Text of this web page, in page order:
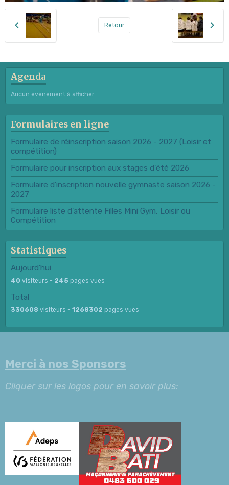
Retour
Agenda
Aucun évènement à afficher.
Formulaires en ligne
Formulaire de réinscription saison 2026 - 2027 (Loisir et
compétition)
Formulaire pour inscription aux stages d'été 2026
Formulaire d'inscription nouvelle gymnaste saison 2026 -
2027
Formulaire liste d'attente Filles Mini Gym, Loisir ou
Compétition
Statistiques
Aujourd'hui
40 visiteurs - 245 pages vues
Total
330608 visiteurs - 1268302 pages vues
Merci à nos Sponsors
Cliquer sur les logos pour en savoir plus: